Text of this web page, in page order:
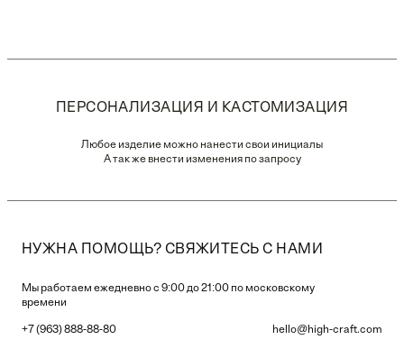
ПЕРСОНАЛИЗАЦИЯ И КАСТОМИЗАЦИЯ
Любое изделие можно нанести свои инициалы
А так же внести изменения по запросу
НУЖНА ПОМОЩЬ? СВЯЖИТЕСЬ С НАМИ
Мы работаем ежедневно с 9:00 до 21:00 по московскому
времени
+7 (963) 888-88-80 hello@high-craft.com